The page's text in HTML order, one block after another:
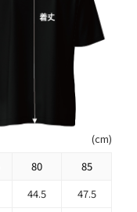
(cm)
80
85
44.5
47.5